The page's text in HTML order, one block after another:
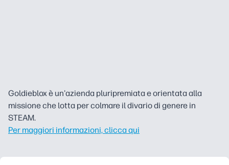
Goldieblox è un'azienda pluripremiata e orientata alla
missione che lotta per colmare il divario di genere in
STEAM.
Per maggiori informazioni, clicca qui